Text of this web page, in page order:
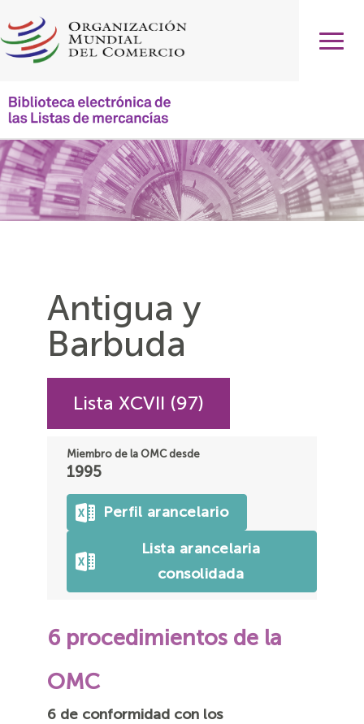
al
contenido
Main
navigation
Antigua y
Barbuda
Lista XCVII (97)
Miembro de la OMC desde
1995
Perfil arancelario
Lista arancelaria
consolidada
6 procedimientos de la
OMC
6 de conformidad con los